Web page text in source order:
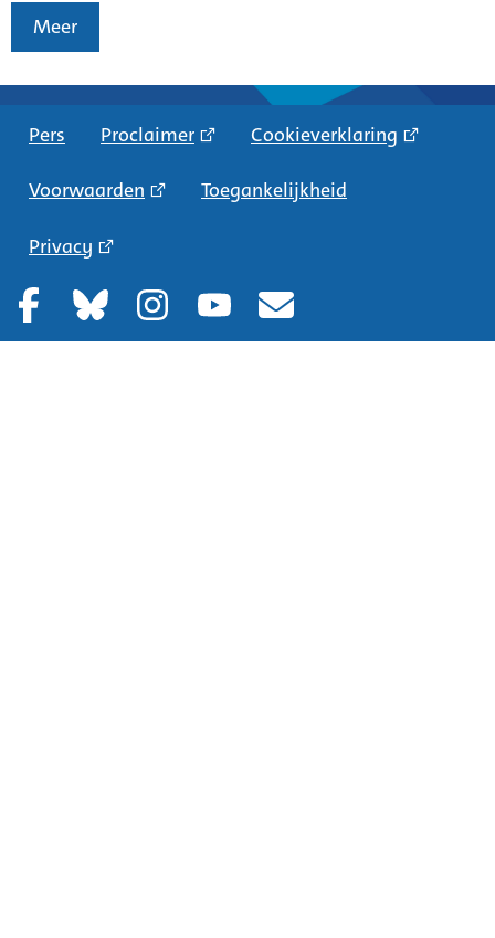
Meer
Pers Proclaimer Cookieverklaring
Voorwaarden Toegankelijkheid
Privacy